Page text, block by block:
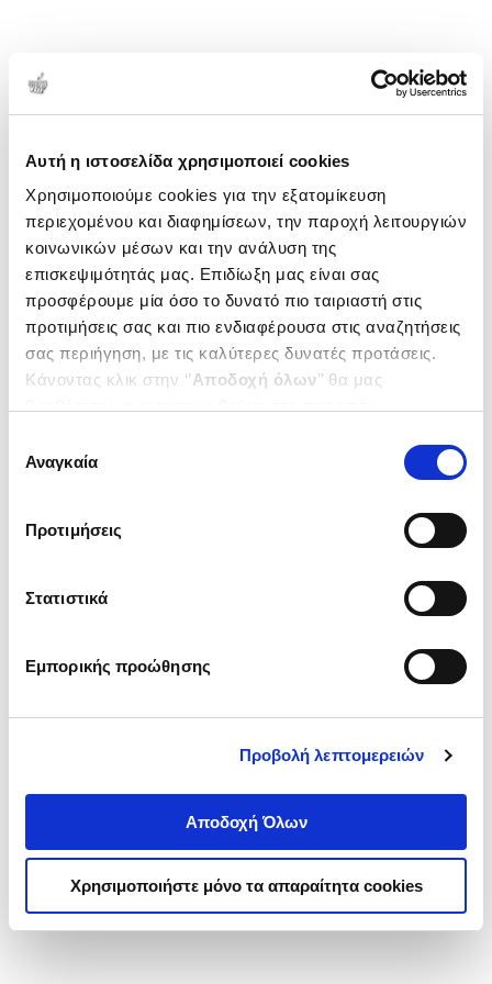
Αυτή η ιστοσελίδα χρησιμοποιεί cookies
Χρησιμοποιούμε cookies για την εξατομίκευση
περιεχομένου και διαφημίσεων, την παροχή λειτουργιών
κοινωνικών μέσων και την ανάλυση της
επισκεψιμότητάς μας. Επιδίωξη μας είναι σας
προσφέρουμε μία όσο το δυνατό πιο ταιριαστή στις
προτιμήσεις σας και πιο ενδιαφέρουσα στις αναζητήσεις
σας περιήγηση, με τις καλύτερες δυνατές προτάσεις.
Κάνοντας κλικ στην ‘’Αποδοχή όλων’’ θα μας
ενδιαφέρουν και να επιλέξετε από τα παρακάτω με την
΄΄και να ενημερωθείτε σχετικά με
συγκατάθεσης
Αναγκαία
Προτιμήσεις
Στατιστικά
Εμπορικής προώθησης
Προβολή λεπτομερειών
Αποδοχή Όλων
Χρησιμοποιήστε μόνο τα απαραίτητα cookies